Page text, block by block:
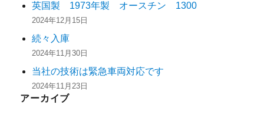
英国製 1973年製 オースチン 1300
2024年12月15日
続々入庫
2024年11月30日
当社の技術は緊急車両対応です
2024年11月23日
アーカイブ